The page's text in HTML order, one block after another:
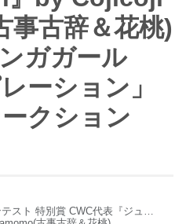
事古辞＆花桃)
ガガール
ーション」
クション
ジュンコ・ウォングチョイス』に選んで頂きました!